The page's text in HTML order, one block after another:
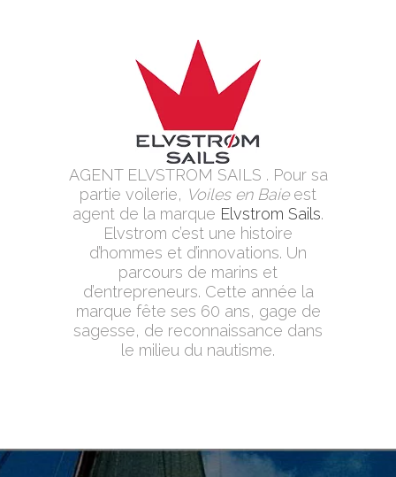
AGENT ELVSTROM SAILS . Pour sa
partie voilerie, Voiles en Baieest
agent de la marque Elvstrom Sails.
Elvstrom c’est une histoire
d’hommes et d’innovations. Un
parcours de marins et
d’entrepreneurs. Cette année la
marque fête ses 60 ans, gage de
sagesse, de reconnaissance dans
le milieu du nautisme.